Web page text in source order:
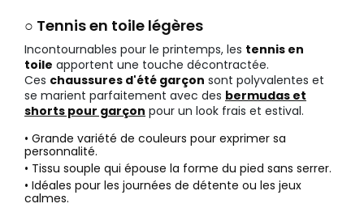
○ Tennis en toile légères
Incontournables pour le printemps, les tennis en
toile apportent une touche décontractée.
Ces chaussures d'été garçon sont polyvalentes et
se marient parfaitement avec des bermudas et
shorts pour garçon pour un look frais et estival.
• Grande variété de couleurs pour exprimer sa
personnalité.
• Tissu souple qui épouse la forme du pied sans serrer.
• Idéales pour les journées de détente ou les jeux
calmes.